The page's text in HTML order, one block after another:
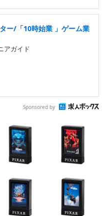
ー/「10時始業 」ゲーム業
アガイド
Sponsored by